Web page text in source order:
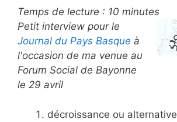
Temps de lecture : 10 minutes
Petit interview pour le
Journal du Pays Basque à
l'occasion de ma venue au
Forum Social de Bayonne
le 29 avril
décroissance ou alternative